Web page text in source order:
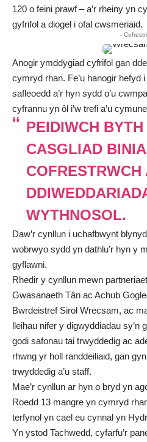
120 o feini prawf – a’r rheiny yn
gyfrifol a diogel i ofal cwsmeriaid.
-
Anogir ymddygiad cyfrifol gan
cymryd rhan. Fe’u hanogir hefyd
safleoedd a’r hyn sydd o’u
cyfrannu yn ôl i’w trefi a’u
PEIDIWCH
CASGLIAD
COFRESTRWCH
WYTHNOSOL.
Daw’r cynllun i uchafbwynt
wobrwyo sydd yn dathlu’r hyn y
gyflawni.
Rhedir y cynllun mewn
Gwasanaeth Tân ac Achub
Bwrdeistref Sirol Wrecsam, ac
lleihau nifer y digwyddiadau sy’n
godi safonau tai trwyddedig ac
rhwng yr holl randdeiliaid, gan
trwyddedig a’u staff.
Mae’r cynllun ar hyn o bryd yn
Roedd 13 mangre yn cymryd
terfynol yn cael eu cynnal yn
Yn ystod Tachwedd, cyfarfu’r